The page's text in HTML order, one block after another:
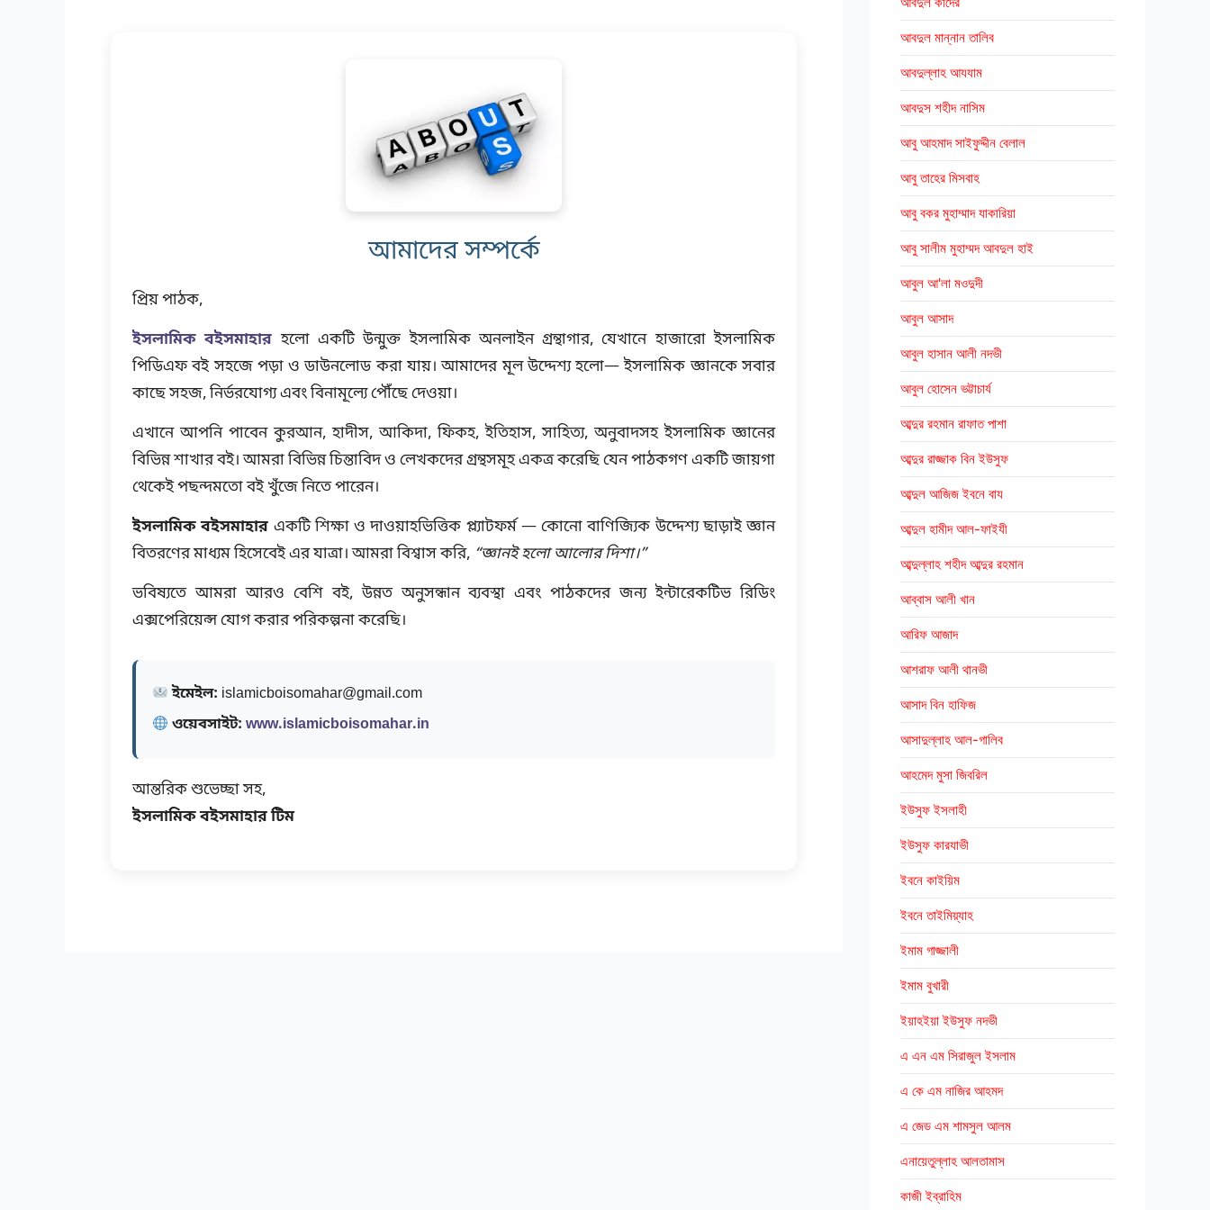
আমাদের সম্পর্কে
প্রিয় পাঠক,
ইসলামিক বইসমাহার হলো একটি উন্মুক্ত ইসলামিক অনলাইন গ্রন্থাগার, যেখানে হাজারো ইসলামিক
পিডিএফ বই সহজে পড়া ও ডাউনলোড করা যায়। আমাদের মূল উদ্দেশ্য হলো— ইসলামিক জ্ঞানকে সবার
কাছে সহজ, নির্ভরযোগ্য এবং বিনামূল্যে পৌঁছে দেওয়া।
এখানে আপনি পাবেন কুরআন, হাদীস, আকিদা, ফিকহ, ইতিহাস, সাহিত্য, অনুবাদসহ ইসলামিক জ্ঞানের
বিভিন্ন শাখার বই। আমরা বিভিন্ন চিন্তাবিদ ও লেখকদের গ্রন্থসমূহ একত্র করেছি যেন পাঠকগণ একটি জায়গা
থেকেই পছন্দমতো বই খুঁজে নিতে পারেন।
ইসলামিক বইসমাহার একটি শিক্ষা ও দাওয়াহভিত্তিক প্ল্যাটফর্ম — কোনো বাণিজ্যিক উদ্দেশ্য ছাড়াই জ্ঞান
বিতরণের মাধ্যম হিসেবেই এর যাত্রা। আমরা বিশ্বাস করি, “জ্ঞানই হলো আলোর দিশা।”
ভবিষ্যতে আমরা আরও বেশি বই, উন্নত অনুসন্ধান ব্যবস্থা এবং পাঠকদের জন্য ইন্টারেকটিভ রিডিং
এক্সপেরিয়েন্স যোগ করার পরিকল্পনা করেছি।
ইমেইল: islamicboisomahar@gmail.com
ওয়েবসাইট: www.islamicboisomahar.in
আন্তরিক শুভেচ্ছা সহ,
ইসলামিক বইসমাহার টিম
আবদুল মান্নান তালিব
আবদুল্লাহ আযযাম
আবদুস শহীদ নাসিম
আবু আহমাদ সাইফুদ্দীন বেলাল
আবু তাহের মিসবাহ
আবু বকর মুহাম্মাদ যাকারিয়া
আবু সালীম মুহাম্মদ আবদুল হাই
আবুল আ'লা মওদুদী
আবুল আসাদ
আবুল হাসান আলী নদভী
আবুল হোসেন ভট্টাচার্য
আব্দুর রহমান রাফাত পাশা
আব্দুর রাজ্জাক বিন ইউসুফ
আব্দুল আজিজ ইবনে বায
আব্দুল হামীদ আল-ফাইযী
আব্দুল্লাহ শহীদ আব্দুর রহমান
আব্বাস আলী খান
আরিফ আজাদ
আশরাফ আলী থানভী
আসাদ বিন হাফিজ
আসাদুল্লাহ আল-গালিব
আহমেদ মুসা জিবরিল
ইউসুফ ইসলাহী
ইউসুফ কারযাভী
ইবনে কাইয়িম
ইবনে তাইমিয়্যাহ
ইমাম গাজ্জালী
ইমাম বুখারী
ইয়াহইয়া ইউসুফ নদভী
এ এন এম সিরাজুল ইসলাম
এ কে এম নাজির আহমদ
এ জেড এম শামসুল আলম
এনায়েতুল্লাহ আলতামাস
কাজী ইব্রাহিম